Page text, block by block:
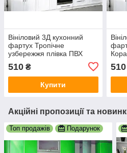
Вініловий 3Д кухонний
фартух Тропічне
узбережжя плівка ПВХ
Море 600х2000 мм
510 ₴
Купити
510
Акційні пропозиції та
Топ продажів Подарунок